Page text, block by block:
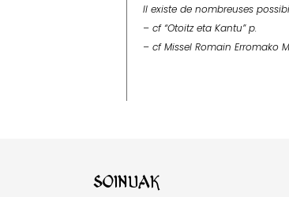
Il existe de nombreuses
– cf “Otoitz eta Kantu” p.
– cf Missel Romain Erromako
Soinuak